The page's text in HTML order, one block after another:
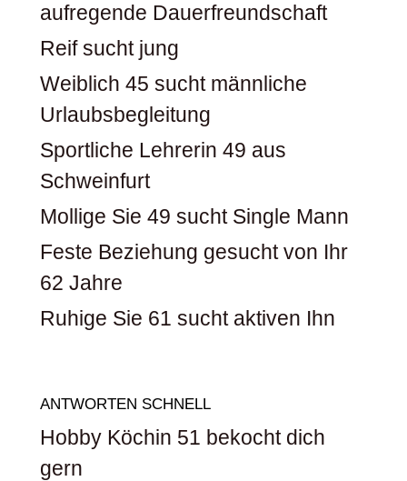
aufregende Dauerfreundschaft
Reif sucht jung
Weiblich 45 sucht männliche
Urlaubsbegleitung
Sportliche Lehrerin 49 aus
Schweinfurt
Mollige Sie 49 sucht Single Mann
Feste Beziehung gesucht von Ihr
62 Jahre
Ruhige Sie 61 sucht aktiven Ihn
ANTWORTEN SCHNELL
Hobby Köchin 51 bekocht dich
gern